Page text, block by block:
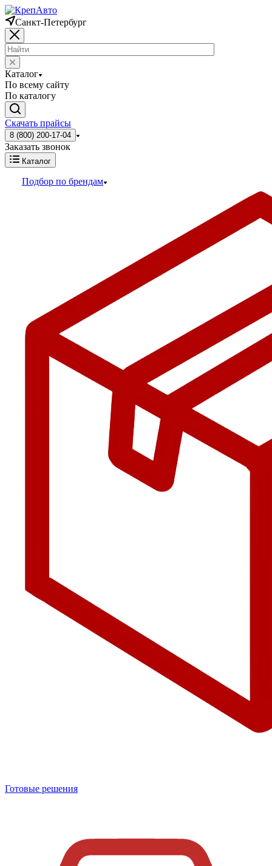
Санкт-Петербург
Каталог
По всему сайту
По каталогу
Скачать прайсы
8 (800) 200-17-04
Заказать звонок
Каталог
Подбор по брендам
Готовые решения